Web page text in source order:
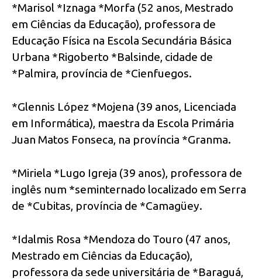
*Marisol *Iznaga *Morfa (52 anos, Mestrado
em Ciências da Educação), professora de
Educação Física na Escola Secundária Básica
Urbana *Rigoberto *Balsinde, cidade de
*Palmira, província de *Cienfuegos.
*Glennis López *Mojena (39 anos, Licenciada
em Informática), maestra da Escola Primária
Juan Matos Fonseca, na província *Granma.
*Miriela *Lugo Igreja (39 anos), professora de
inglês num *seminternado localizado em Serra
de *Cubitas, província de *Camagüey.
*Idalmis Rosa *Mendoza do Touro (47 anos,
Mestrado em Ciências da Educação),
professora da sede universitária de *Baraguá,